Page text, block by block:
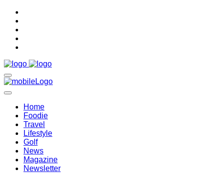
Home
Foodie
Travel
Lifestyle
Golf
News
Magazine
Newsletter